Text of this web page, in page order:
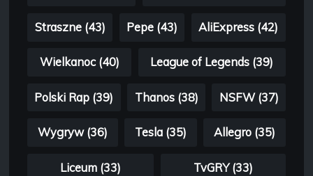
Straszne (43) Pepe (43) AliExpress (42)
Wielkanoc (40) League of Legends (39)
Polski Rap (39) Thanos (38) NSFW (37)
Wygryw (36) Tesla (35) Allegro (35)
Liceum (33) TvGRY (33)